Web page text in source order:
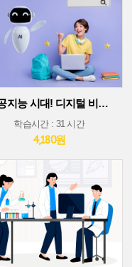
인공지능 시대! 디지털 비즈니스 플랫폼에서 살아남기(30차시 ver)
학습시간 : 31 시간
4,180원